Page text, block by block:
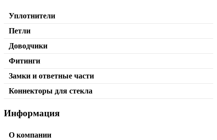
Уплотнители
Петли
Доводчики
Фитинги
Замки и ответные части
Коннекторы для стекла
Информация
О компании